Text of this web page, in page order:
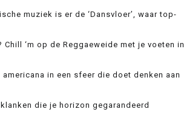
muziek is er de ‘Dansvloer’, waar top-
‘m op de Reggaeweide met je voeten in
in een sfeer die doet denken aan
die je horizon gegarandeerd